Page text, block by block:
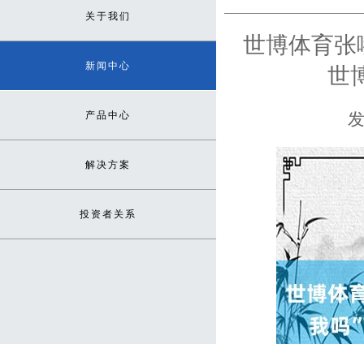
关于我们
新闻中心
产品中心
解决方案
投资者关系
世博体育张
世